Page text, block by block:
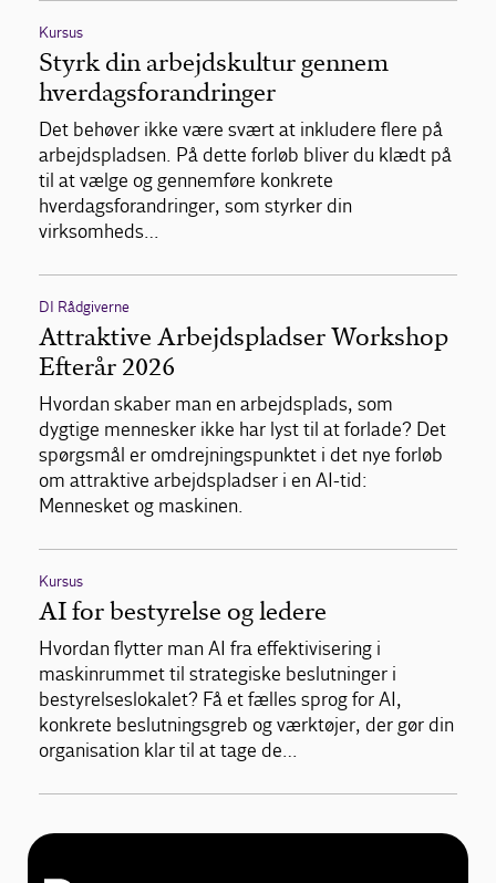
Kursus
Styrk din arbejdskultur gennem
hverdagsforandringer
Det behøver ikke være svært at inkludere flere på
arbejdspladsen. På dette forløb bliver du klædt på
til at vælge og gennemføre konkrete
hverdagsforandringer, som styrker din
virksomheds…
DI Rådgiverne
Attraktive Arbejdspladser Workshop
Efterår 2026
Hvordan skaber man en arbejdsplads, som
dygtige mennesker ikke har lyst til at forlade? Det
spørgsmål er omdrejningspunktet i det nye forløb
om attraktive arbejdspladser i en AI-tid:
Mennesket og maskinen.
Kursus
AI for bestyrelse og ledere
Hvordan flytter man AI fra effektivisering i
maskinrummet til strategiske beslutninger i
bestyrelseslokalet? Få et fælles sprog for AI,
konkrete beslutningsgreb og værktøjer, der gør din
organisation klar til at tage de…